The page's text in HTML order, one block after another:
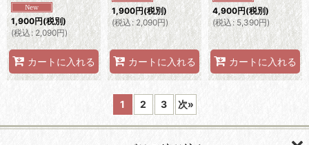
1,900円(税別)
(税込: 2,090円)
カートに入れる
1,900円(税別)
(税込: 2,090円)
カートに入れる
4,900円(税別)
(税込: 5,390円)
カートに入れる
1 2 3 次»